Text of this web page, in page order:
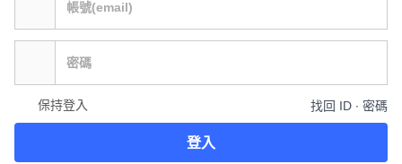
保持登入 找回 ID ∙ 密碼
登入